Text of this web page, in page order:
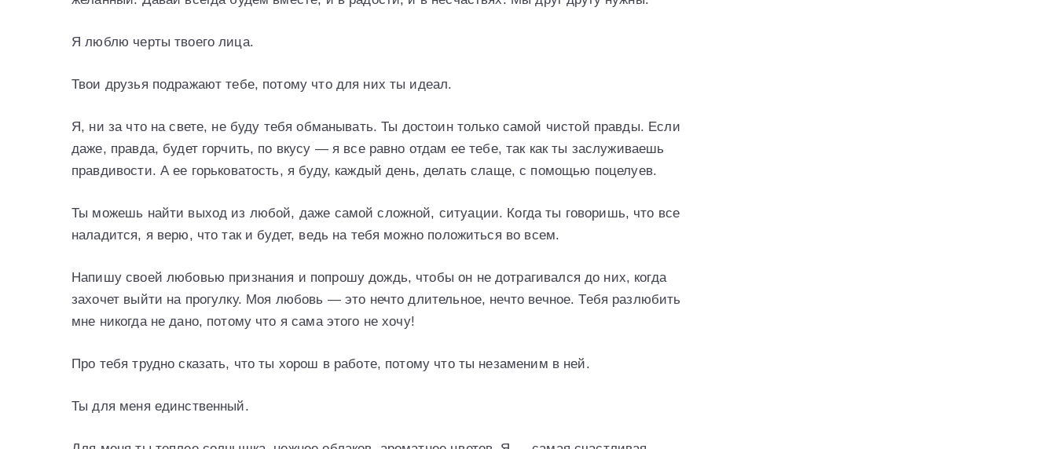
Я люблю черты твоего лица.
Твои друзья подражают тебе, потому что для них ты идеал.
Я, ни за что на свете, не буду тебя обманывать. Ты достоин только самой чистой правды. Если
даже, правда, будет горчить, по вкусу — я все равно отдам ее тебе, так как ты заслуживаешь
правдивости. А ее горьковатость, я буду, каждый день, делать слаще, с помощью поцелуев.
Ты можешь найти выход из любой, даже самой сложной, ситуации. Когда ты говоришь, что все
наладится, я верю, что так и будет, ведь на тебя можно положиться во всем.
Напишу своей любовью признания и попрошу дождь, чтобы он не дотрагивался до них, когда
захочет выйти на прогулку. Моя любовь — это нечто длительное, нечто вечное. Тебя разлюбить
мне никогда не дано, потому что я сама этого не хочу!
Про тебя трудно сказать, что ты хорош в работе, потому что ты незаменим в ней.
Ты для меня единственный.